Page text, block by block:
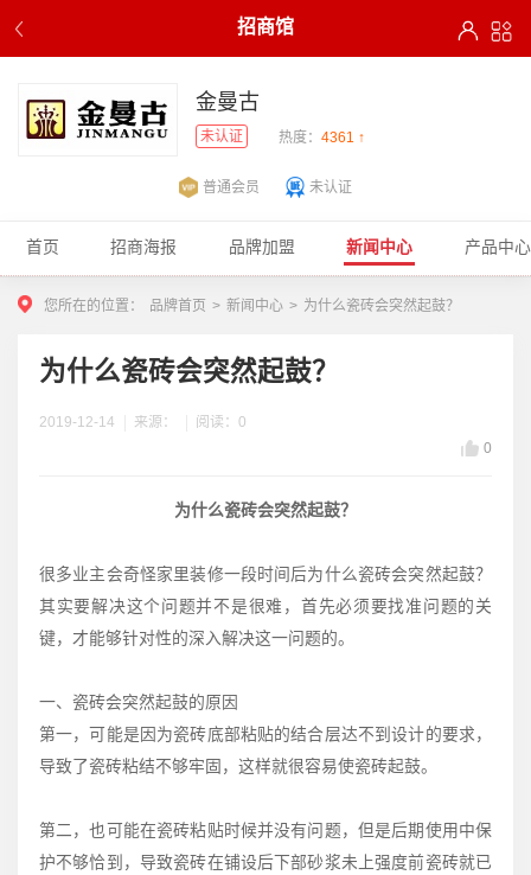
招商馆
金曼古
未认证 热度： 4361 ↑
普通会员 未认证
首页 招商海报 品牌加盟 新闻中心 产品中心
您所在的位置： 品牌首页 > 新闻中心 > 为什么瓷砖会突然起鼓？
为什么瓷砖会突然起鼓？
2019-12-14 来源：
阅读：0
0
为什么瓷砖会突然起鼓？
很多业主会奇怪家里装修一段时间后为什么瓷砖会突然起鼓？
其实要解决这个问题并不是很难，首先必须要找准问题的关
键，才能够针对性的深入解决这一问题的。
一、瓷砖会突然起鼓的原因
第一，可能是因为瓷砖底部粘贴的结合层达不到设计的要求，
导致了瓷砖粘结不够牢固，这样就很容易使瓷砖起鼓。
第二，也可能在瓷砖粘贴时候并没有问题，但是后期使用中保
护不够恰到，导致瓷砖在铺设后下部砂浆未上强度前瓷砖就已